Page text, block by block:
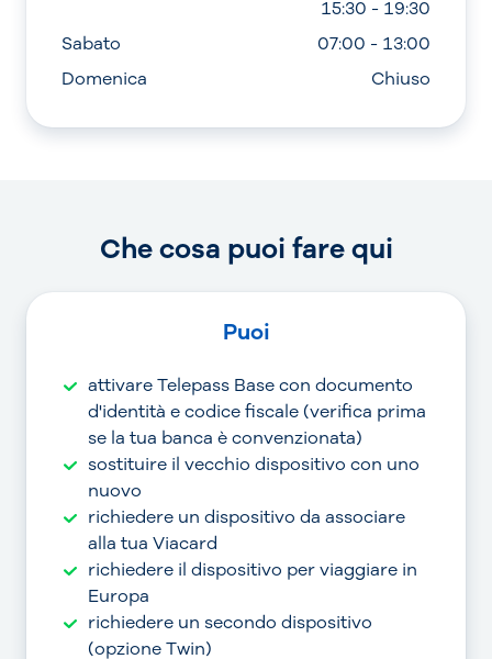
15:30 - 19:30
Sabato
07:00 - 13:00
Domenica
Chiuso
Che cosa puoi fare qui
Puoi
attivare Telepass Base con documento
d'identità e codice fiscale (verifica prima
se la tua banca è convenzionata)
sostituire il vecchio dispositivo con uno
nuovo
richiedere un dispositivo da associare
alla tua Viacard
richiedere il dispositivo per viaggiare in
Europa
richiedere un secondo dispositivo
(opzione Twin)